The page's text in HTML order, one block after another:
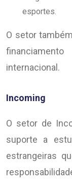
esportes.
O setor
internacional.
Incoming
O setor de
suporte a
estrangeiras